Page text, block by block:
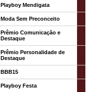
Playboy Mendigata
Moda Sem Preconceito
Prêmio Comunicação e
Destaque
Prêmio Personalidade de
Destaque
BBB15
Playboy Festa